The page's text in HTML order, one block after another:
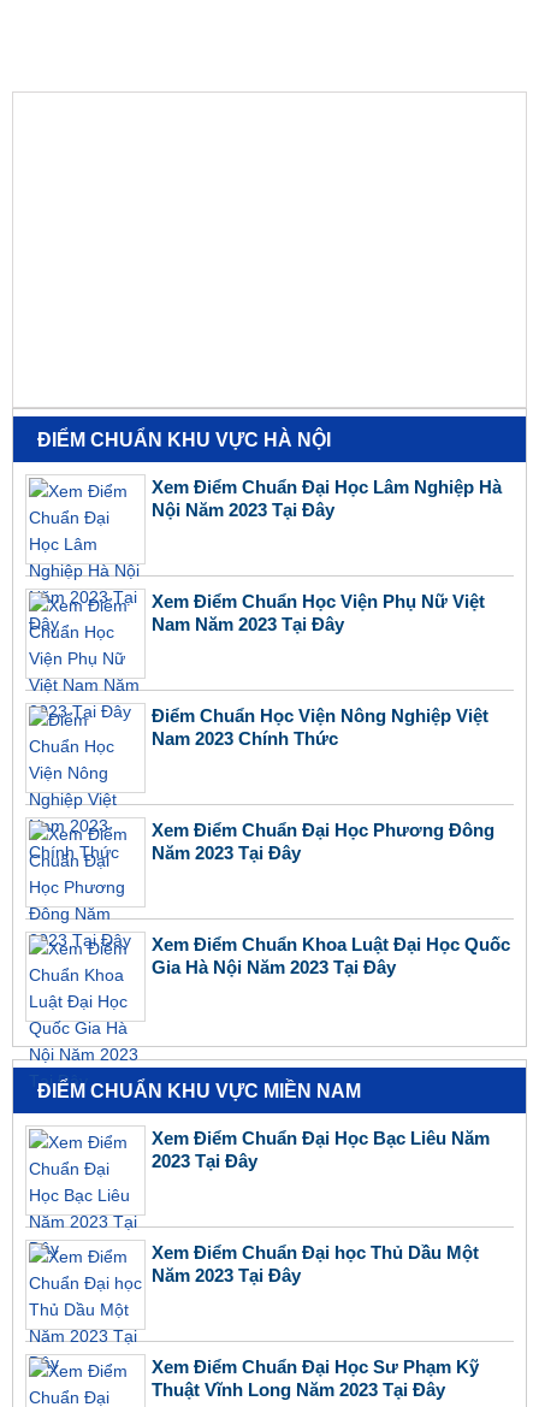
ĐIỂM CHUẨN KHU VỰC HÀ NỘI
Xem Điểm Chuẩn Đại Học Lâm Nghiệp Hà
Nội Năm 2023 Tại Đây
Xem Điểm Chuẩn Học Viện Phụ Nữ Việt
Nam Năm 2023 Tại Đây
Điểm Chuẩn Học Viện Nông Nghiệp Việt
Nam 2023 Chính Thức
Xem Điểm Chuẩn Đại Học Phương Đông
Năm 2023 Tại Đây
Xem Điểm Chuẩn Khoa Luật Đại Học Quốc
Gia Hà Nội Năm 2023 Tại Đây
ĐIỂM CHUẨN KHU VỰC MIỀN NAM
Xem Điểm Chuẩn Đại Học Bạc Liêu Năm
2023 Tại Đây
Xem Điểm Chuẩn Đại học Thủ Dầu Một
Năm 2023 Tại Đây
Xem Điểm Chuẩn Đại Học Sư Phạm Kỹ
Thuật Vĩnh Long Năm 2023 Tại Đây